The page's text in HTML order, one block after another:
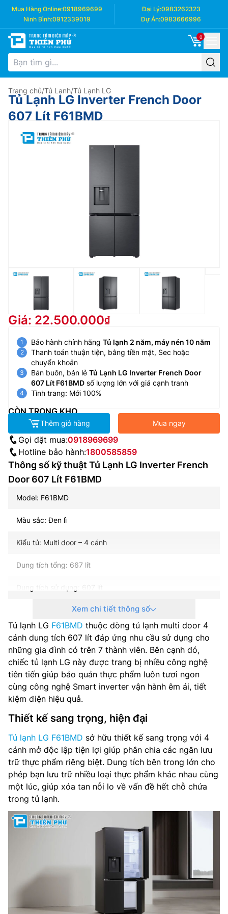
Mua Hàng Online:0918969699 Đại Lý:0983262323
Ninh Bình:0912339019 Dự Án:0983666996
0
Trang chủ/Tủ Lạnh/Tủ Lạnh LG
Tủ Lạnh LG Inverter French Door
607 Lít F61BMD
Giá: 22.500.000
Bảo hành chính hãng Tủ lạnh 2 năm, máy nén 10 năm
Thanh toán thuận tiện, bằng tiền mặt, Sec hoặc
chuyển khoản
Bán buôn, bán lẻ Tủ Lạnh LG Inverter French Door
607 Lít F61BMD số lượng lớn với giá cạnh tranh
Tình trang: Mới 100%
CÒN TRONG KHO
Thêm giỏ hàng Mua ngay
Gọi đặt mua:0918969699
Hotline bảo hành:1800585859
Thông số kỹ thuật Tủ Lạnh LG Inverter French
Door 607 Lít F61BMD
Model: F61BMD
Màu sắc: Đen lì
Kiểu tủ: Multi door – 4 cánh
Dung tích tổng: 667 lít
Dung tích sử dụng: 607 lít
Dung tích năng đá: 176 lít
Dung tích năng mát: 431 lít
Công nghệ inverter: Smart Inverter
Công suất tiêu thụ công bố theo TCVN: 649 kWh/năm
Lấy nước bên ngoài: Có
Làm đá tự động: Có
Ngăn điều chỉnh nhiệt độ: FRESHConverter+
Chất liệu cửa tủ: Kim loại
Công nghệ làm lạnh: Làm lạnh đa chiều Multi-Air Flow,
DoorCooling+, LINEARCooling
Điều khiển: Cảm ứng bên ngoài cửa
Công nghệ khử mùi, diệt khuẩn: Bộ lọc Hygiene Fresh+™
Nguồn điện: 220-240V, 50-60Hz
Kích thước tủ(RxCxS): 835 x 1860 x 736 mm
Trọng lượng: 105 kg
Xem chi tiết thông số
Tủ lạnh LG F61BMD thuộc dòng tủ lạnh multi door 4
cánh dung tích 607 lít đáp ứng nhu cầu sử dụng cho
những gia đình có trên 7 thành viên. Bên cạnh đó,
chiếc tủ lạnh LG này được trang bị nhiều công nghệ
tiên tiến giúp bảo quản thực phẩm luôn tươi ngon
cùng công nghệ Smart inverter vận hành êm ái, tiết
kiệm điện hiệu quả.
Thiết kế sang trọng, hiện đại
Tủ lạnh LG F61BMD sở hữu thiết kế sang trọng với 4
cánh mở độc lập tiện lợi giúp phân chia các ngăn lưu
trữ thực phẩm riêng biệt. Dung tích bên trong lớn cho
phép bạn lưu trữ nhiều loại thực phẩm khác nhau cùng
một lúc, giúp xóa tan nỗi lo về vấn đề hết chỗ chứa
trong tủ lạnh.